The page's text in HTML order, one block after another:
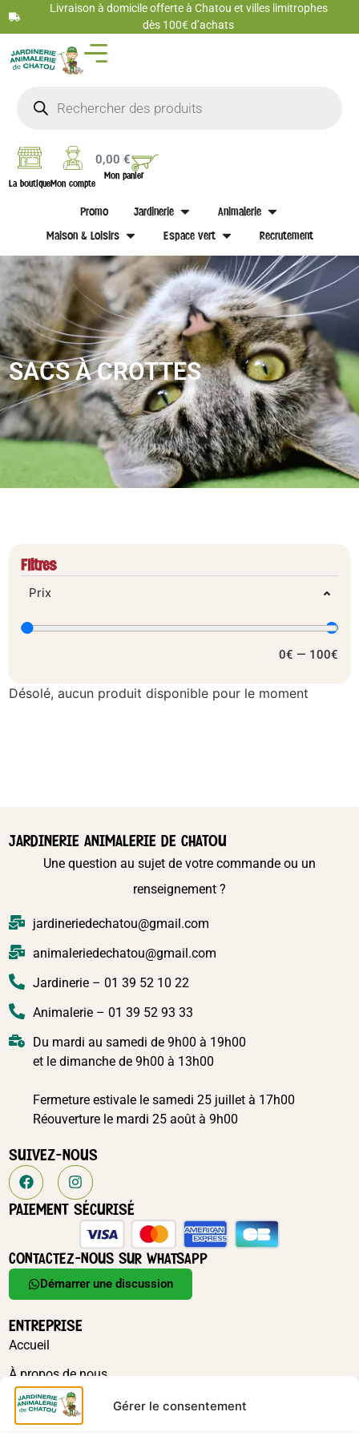
Gérer le consentement
Livraison à domicile offerte à Chatou et villes limitrophes
dès 100€ d’achats
La boutiqueMon compte
0,00€
Mon panier
Promo Jardinerie
Animalerie
Maison & Loisirs
Espace vert Recrutement
SACS À CROTTES
Filtres
Prix
0€ — 100€
Désolé, aucun produit disponible pour le moment
SUIVEZ-NOUS
PAIEMENT SÉCURISÉ
CONTACTEZ-NOUS SUR WHATSAPP
Démarrer une discussion
ENTREPRISE
Accueil
À propos de nous
Actualités
JARDINERIE ANIMALERIE DE CHATOU
Une question au sujet de votre commande ou un
renseignement ?
jardineriedechatou@gmail.com
animaleriedechatou@gmail.com
Jardinerie – 01 39 52 10 22
Animalerie – 01 39 52 93 33
Du mardi au samedi de 9h00 à 19h00
et le dimanche de 9h00 à 13h00
Fermeture estivale le samedi 25 juillet à 17h00
Réouverture le mardi 25 août à 9h00